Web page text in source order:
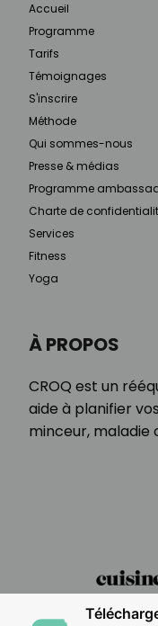
À PROPOS
CROQ est un
aide à planifier
minceur, maladie
Accueil
Programme
Tarifs
Témoignages
S'inscrire
Méthode
Qui sommes-nous
Presse & médias
Programme
Charte de
Services
Fitness
Yoga